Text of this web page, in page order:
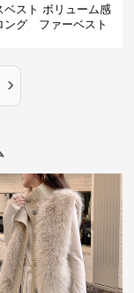
ベスト ボリューム感
ング ファーベスト
›